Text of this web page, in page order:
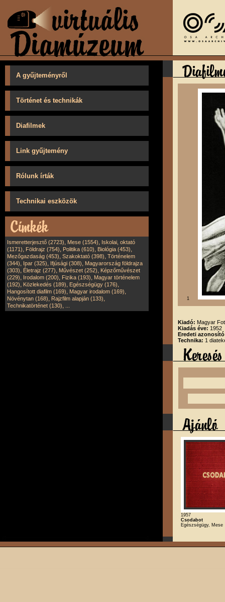
A gyűjteményről
Történet és technikák
Diafilmek
Link gyűjtemény
Rólunk írták
Technikai eszközök
Ismeretterjesztő (2723), Mese (1554), Iskolai, oktató
(1171), Földrajz (754), Politika (610), Biológia (453),
Mezőgazdaság (453), Szakoktató (398), Történelem
(344), Ipar (325), Ifjúsági (308), Magyarország földrajza
(303), Életrajz (277), Művészet (252), Képzőművészet
(229), Irodalom (200), Fizika (193), Magyar történelem
(192), Közlekedés (189), Egészségügy (176),
Hangosított diafilm (169), Magyar irodalom (169),
Növénytan (168), Rajzfilm alapján (133),
Technikatörténet (130),
1
Kiadó: Magyar
Kiadás éve: 1952
Eredeti
Technika: 1
1957
Csodabot
Egészségügy, Mese